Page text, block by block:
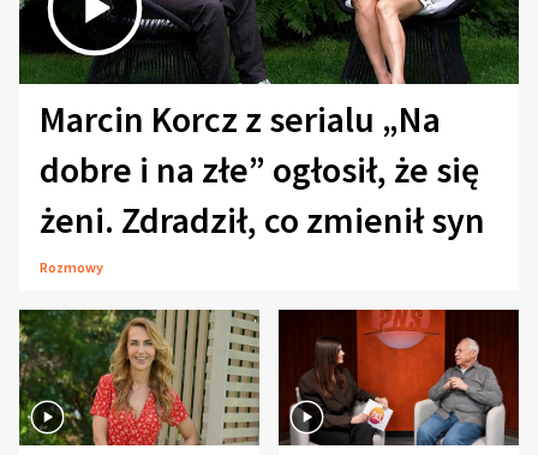
Marcin Korcz z serialu „Na
dobre i na złe” ogłosił, że się
żeni. Zdradził, co zmienił syn
Rozmowy